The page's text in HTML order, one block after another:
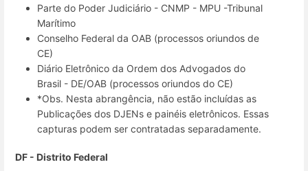
Parte do Poder Judiciário - CNMP - MPU -Tribunal
Marítimo
Conselho Federal da OAB (processos oriundos de
CE)
Diário Eletrônico da Ordem dos Advogados do
Brasil - DE/OAB (processos oriundos do CE)
*Obs. Nesta abrangência, não estão incluídas as
Publicações dos DJENs e painéis eletrônicos. Essas
capturas podem ser contratadas separadamente.
DF - Distrito Federal